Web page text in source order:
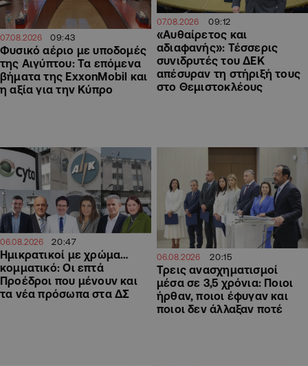
07.08.2026 09:43
Φυσικό αέριο με υποδομές
της Αιγύπτου: Τα επόμενα
βήματα της ExxonMobil και
η αξία για την Κύπρο
07.08.2026 09:12
«Αυθαίρετος και
αδιαφανής»: Τέσσερις
συνιδρυτές του ΔΕΚ
απέσυραν τη στήριξή τους
στο Θεμιστοκλέους
06.08.2026 20:47
Ημικρατικοί με χρώμα…
κομματικό: Οι επτά
Προέδροι που μένουν και
τα νέα πρόσωπα στα ΔΣ
06.08.2026 20:15
Τρεις ανασχηματισμοί
μέσα σε 3,5 χρόνια: Ποιοι
ήρθαν, ποιοι έφυγαν και
ποιοι δεν άλλαξαν ποτέ